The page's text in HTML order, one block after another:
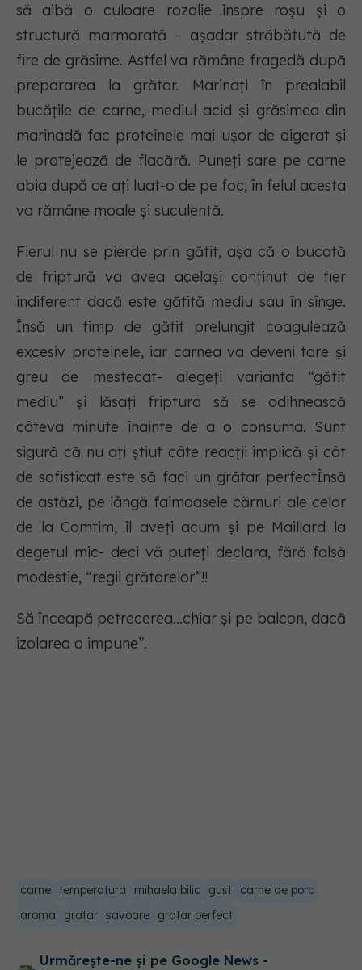
să aibă o culoare rozalie înspre roşu şi o
structură marmorată – aşadar străbătută de
fire de grăsime. Astfel va rămâne fragedă după
prepararea la grătar. Marinați în prealabil
bucățile de carne, mediul acid și grăsimea din
marinadă fac proteinele mai ușor de digerat și
le protejează de flacără. Puneți sare pe carne
abia după ce ați luat-o de pe foc, în felul acesta
va rămâne moale și suculentă.
Fierul nu se pierde prin gătit, așa că o bucată
de friptură va avea același conținut de fier
indiferent dacă este gătită mediu sau în sînge.
Însă un timp de gătit prelungit coagulează
excesiv proteinele, iar carnea va deveni tare și
greu de mestecat- alegeți varianta “gătit
mediu” și lăsați friptura să se odihnească
câteva minute înainte de a o consuma. Sunt
sigură că nu ați știut câte reacții implică și cât
de sofisticat este să faci un grătar perfectÎnsă
de astăzi, pe lângă faimoasele cărnuri ale celor
de la Comtim, îl aveți acum și pe Maillard la
degetul mic- deci vă puteți declara, fără falsă
modestie, “regii grătarelor”!!
Să înceapă petrecerea...chiar și pe balcon, dacă
izolarea o impune”.
carne temperatura mihaela bilic gust
carne de porc
aroma
gratar savoare gratar perfect
Urmărește-ne și pe Google News -